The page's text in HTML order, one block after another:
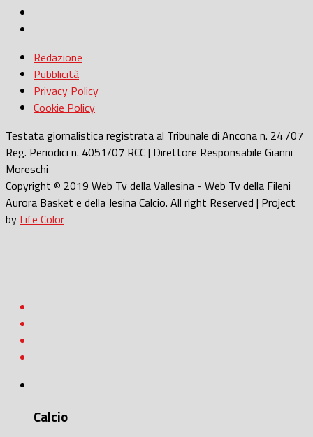
Redazione
Pubblicità
Privacy Policy
Cookie Policy
Testata giornalistica registrata al Tribunale di Ancona n. 24 /07
Reg. Periodici n. 4051/07 RCC | Direttore Responsabile Gianni
Moreschi
Copyright © 2019 Web Tv della Vallesina - Web Tv della Fileni
Aurora Basket e della Jesina Calcio. All right Reserved | Project
by Life Color
Calcio